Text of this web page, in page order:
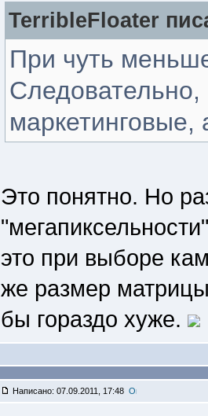
TerribleFloater
При чуть
Это понятно. Но
это при выборе
же размер
бы гораздо хуже.
Написано: 07.09.2011, 17:48